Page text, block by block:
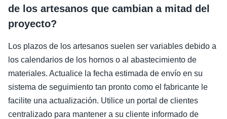
de los artesanos que cambian a mitad del
proyecto?
Los plazos de los artesanos suelen ser variables debido a
los calendarios de los hornos o al abastecimiento de
materiales. Actualice la fecha estimada de envío en su
sistema de seguimiento tan pronto como el fabricante le
facilite una actualización. Utilice un portal de clientes
centralizado para mantener a su cliente informado de